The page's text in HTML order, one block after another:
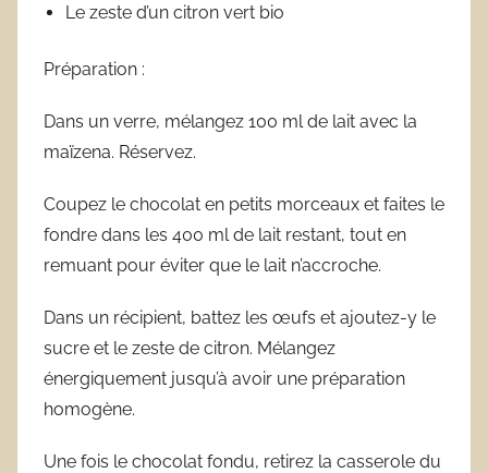
Le zeste d’un citron vert bio
Préparation :
Dans un verre, mélangez 100 ml de lait avec la
maïzena. Réservez.
Coupez le chocolat en petits morceaux et faites le
fondre dans les 400 ml de lait restant, tout en
remuant pour éviter que le lait n’accroche.
Dans un récipient, battez les œufs et ajoutez-y le
sucre et le zeste de citron. Mélangez
énergiquement jusqu’à avoir une préparation
homogène.
Une fois le chocolat fondu, retirez la casserole du